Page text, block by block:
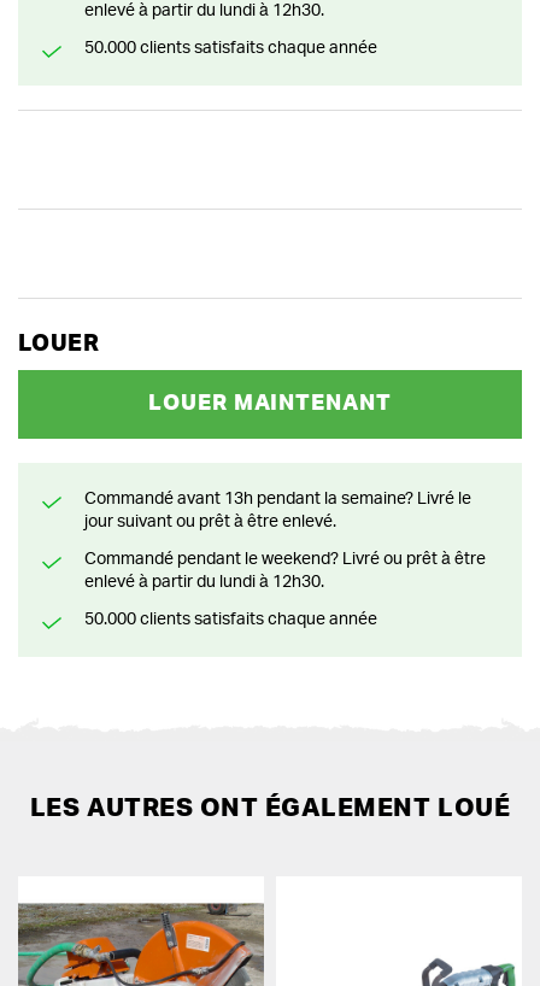
enlevé à partir du lundi à 12h30.
50.000 clients satisfaits chaque année
LOUER
LOUER MAINTENANT
Commandé avant 13h pendant la semaine? Livré le
jour suivant ou prêt à être enlevé.
Commandé pendant le weekend? Livré ou prêt à être
enlevé à partir du lundi à 12h30.
50.000 clients satisfaits chaque année
LES AUTRES ONT ÉGALEMENT LOUÉ